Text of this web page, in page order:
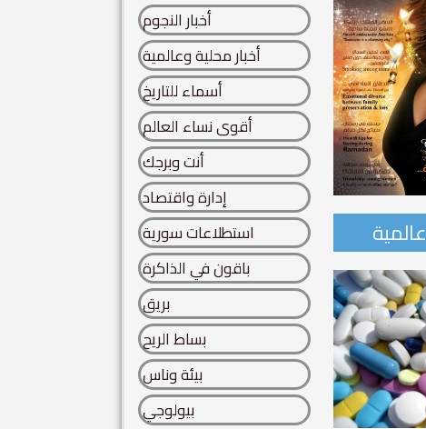
أخبار النجوم
أخبار محلية وعالمية
أسماء للتاريخ
أقوى نساء العالم
أنت وبرجك
إدارة واقتصاد
استطلاعات سورية
باقون في الذاكرة
بريق
بساط الريح
بيئة وناس
بيولوجي
واحدة من أساطير سورية..
سورية.. تنتفض كائنات الحروف.. من هنا.. يتقاطر عطر الخلود..
Read More